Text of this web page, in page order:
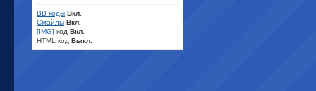
BB коды Вкл.
Смайлы Вкл.
[IMG] код Вкл.
HTML код Выкл.